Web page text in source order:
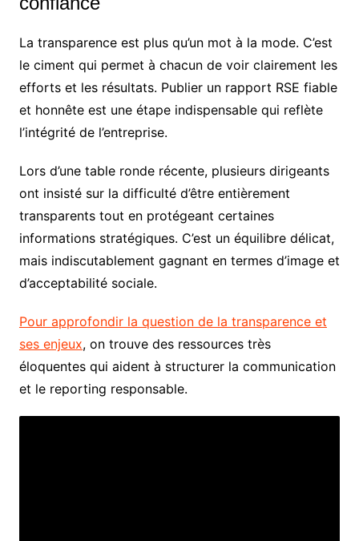
La transparence est plus qu’un mot à la mode. C’est
le ciment qui permet à chacun de voir clairement les
efforts et les résultats. Publier un rapport RSE fiable
et honnête est une étape indispensable qui reflète
l’intégrité de l’entreprise.
Lors d’une table ronde récente, plusieurs dirigeants
ont insisté sur la difficulté d’être entièrement
transparents tout en protégeant certaines
informations stratégiques. C’est un équilibre délicat,
mais indiscutablement gagnant en termes d’image et
d’acceptabilité sociale.
Pour approfondir la question de la transparence et
ses enjeux, on trouve des ressources très
éloquentes qui aident à structurer la communication
et le reporting responsable.